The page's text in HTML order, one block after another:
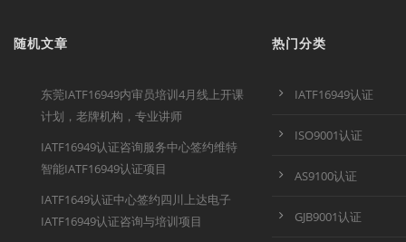
随机文章
东莞IATF16949内审员培训4月线上开课
计划，老牌机构，专业讲师
IATF16949认证咨询服务中心签约维特
智能IATF16949认证项目
IATF1649认证中心签约四川上达电子
IATF16949认证咨询与培训项目
热门分类
IATF16949认证
ISO9001认证
AS9100认证
GJB9001认证